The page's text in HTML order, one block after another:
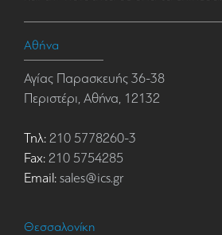
Αθήνα
Αγίας Παρασκευής 36-38
Περιστέρι, Αθήνα, 12132
Τηλ: 210 5778260-3
Fax: 210 5754285
Email: sales@ics.gr
Θεσσαλονίκη